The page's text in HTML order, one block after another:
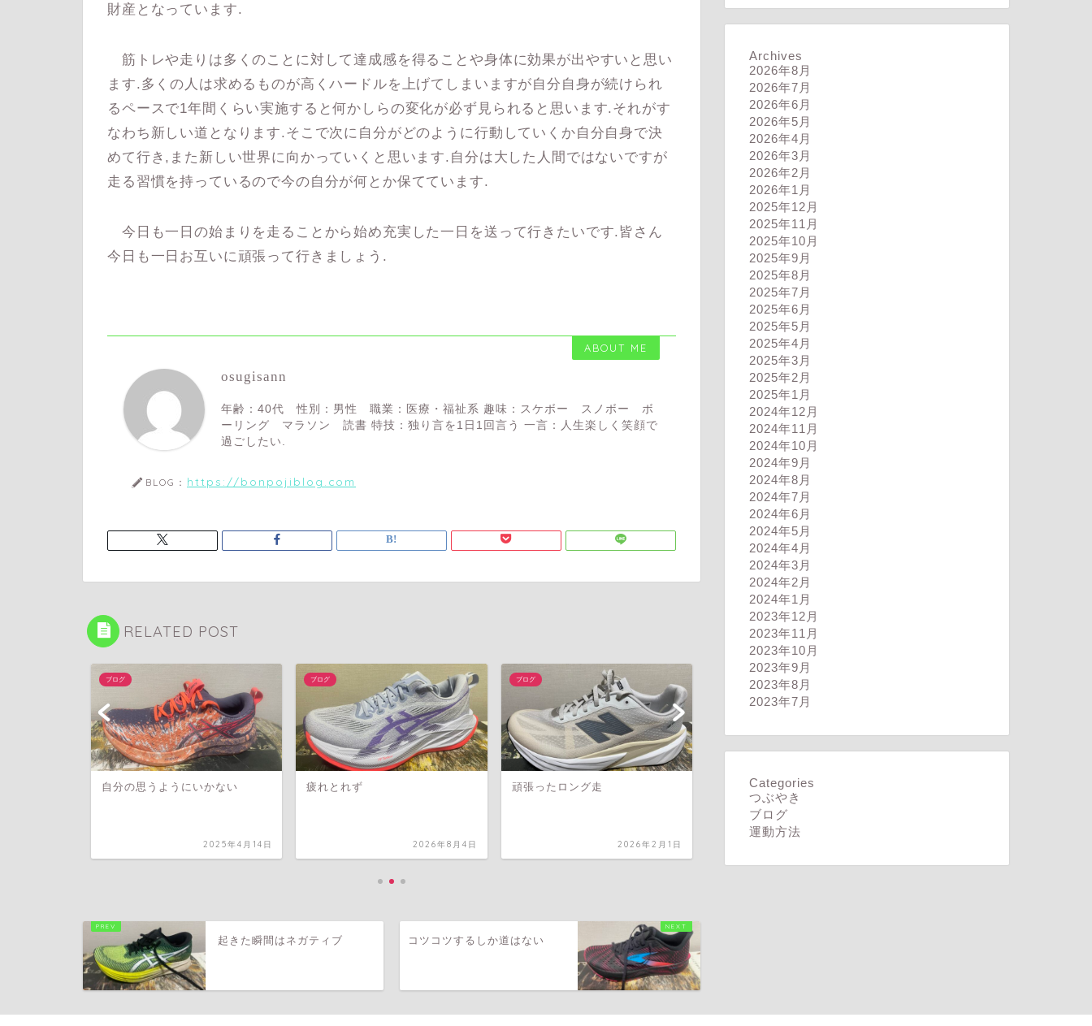
財産となっています.
筋トレや走りは多くのことに対して達成感を得ることや身体に効果が出やすいと思い
ます.多くの人は求めるものが高くハードルを上げてしまいますが自分自身が続けられ
るペースで1年間くらい実施すると何かしらの変化が必ず見られると思います.それがす
なわち新しい道となります.そこで次に自分がどのように行動していくか自分自身で決
めて行き,また新しい世界に向かっていくと思います.自分は大した人間ではないですが
走る習慣を持っているので今の自分が何とか保てています.
今日も一日の始まりを走ることから始め充実した一日を送って行きたいです.皆さん
今日も一日お互いに頑張って行きましょう.
ABOUT ME
osugisann
年齢：40代 性別：男性 職業：医療・福祉系 趣味：スケボー スノボー ボ
ーリング マラソン 読書 特技：独り言を1日1回言う 一言：人生楽しく笑顔で
過ごしたい.
BLOG： https://bonpojiblog.com
RELATED POST
ブログ
自分の思うようにいかない
2025年4月14日
ブログ
疲れとれず
2026年8月4日
ブログ
頑張ったロング走
2026年2月1日
自分の思うようにいかない
起きた瞬間はネガティブ コツコツするしか道はない
Archives
2026年8月
2026年7月
2026年6月
2026年5月
2026年4月
2026年3月
2026年2月
2026年1月
2025年12月
2025年11月
2025年10月
2025年9月
2025年8月
2025年7月
2025年6月
2025年5月
2025年4月
2025年3月
2025年2月
2025年1月
2024年12月
2024年11月
2024年10月
2024年9月
2024年8月
2024年7月
2024年6月
2024年5月
2024年4月
2024年3月
2024年2月
2024年1月
2023年12月
2023年11月
2023年10月
2023年9月
2023年8月
2023年7月
Categories
つぶやき
ブログ
運動方法